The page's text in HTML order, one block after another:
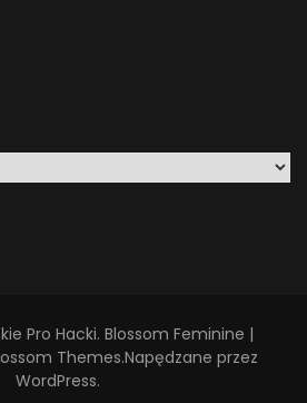
Pro Hacki. Blossom Feminine |
Themes.Napędzane przez
WordPress.